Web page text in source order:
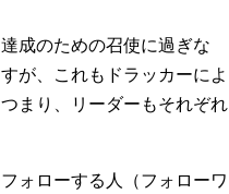
成のための召使に過ぎな
が、これもドラッカーによ
まり、リーダーもそれぞれ
ォローする人（フォローワ